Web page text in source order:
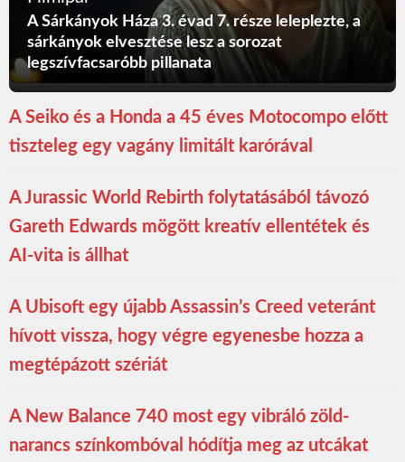
A Sárkányok Háza 3. évad 7. része leleplezte, a
sárkányok elvesztése lesz a sorozat
legszívfacsaróbb pillanata
A Seiko és a Honda a 45 éves Motocompo előtt
tiszteleg egy vagány limitált karórával
A Jurassic World Rebirth folytatásából távozó
Gareth Edwards mögött kreatív ellentétek és
AI-vita is állhat
A Ubisoft egy újabb Assassin’s Creed veteránt
hívott vissza, hogy végre egyenesbe hozza a
megtépázott szériát
A New Balance 740 most egy vibráló zöld-
narancs színkombóval hódítja meg az utcákat